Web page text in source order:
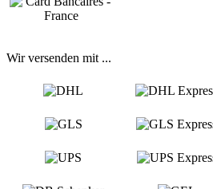
Wir versenden mit ...